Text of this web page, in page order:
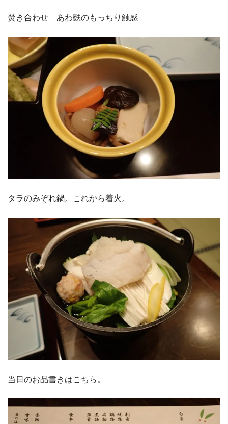
焚き合わせ あわ麩のもっちり触感
タラのみぞれ鍋。これから着火。
当日のお品書きはこちら。